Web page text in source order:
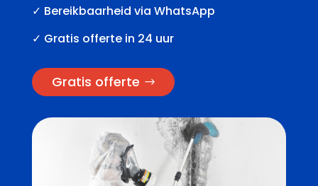
✓ Bereikbaarheid via WhatsApp
✓ Gratis offerte in 24 uur
Gratis offerte